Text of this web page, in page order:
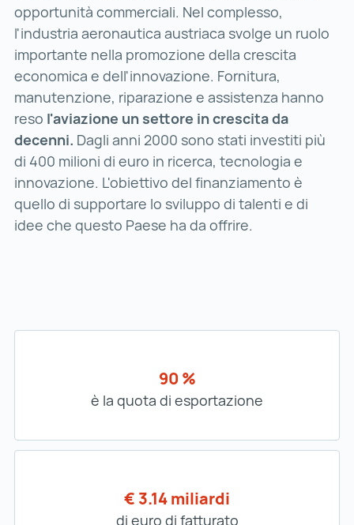
opportunità commerciali. Nel complesso,
l'industria aeronautica austriaca svolge un ruolo
importante nella promozione della crescita
economica e dell'innovazione. Fornitura,
manutenzione, riparazione e assistenza hanno
reso l'aviazione un settore in crescita da
decenni. Dagli anni 2000 sono stati investiti più
di 400 milioni di euro in ricerca, tecnologia e
innovazione. L'obiettivo del finanziamento è
quello di supportare lo sviluppo di talenti e di
idee che questo Paese ha da offrire.
90 %
è la quota di esportazione
€ 3.14 miliardi
di euro di fatturato